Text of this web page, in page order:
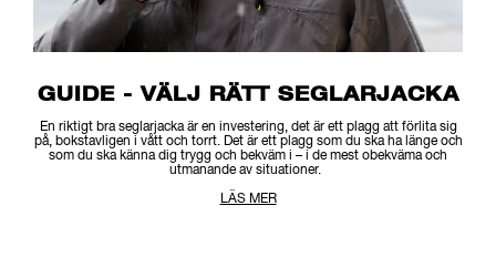
GUIDE - VÄLJ RÄTT SEGLARJACKA
En riktigt bra seglarjacka är en investering, det är ett plagg att förlita sig
på, bokstavligen i vått och torrt. Det är ett plagg som du ska ha länge och
som du ska känna dig trygg och bekväm i – i de mest obekväma och
utmanande av situationer.
LÄS MER